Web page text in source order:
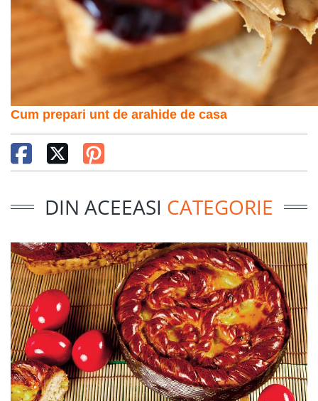
Cum prepari unt de arahide de casa
DIN ACEEASI CATEGORIE